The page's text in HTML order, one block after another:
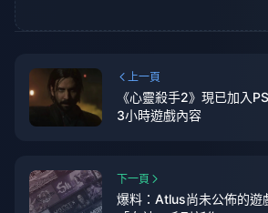
上一頁
《心靈殺手2》現已加入
3小時遊戲內容
下一頁
爆料：Atlus尚未公佈的遊